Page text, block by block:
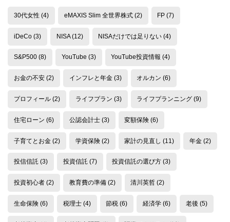
30代女性(4) eMAXIS Slim 全世界株式(2) FP (7)
iDeCo(3) NISA(12) NISAだけでは足りない (4)
S&P500(8) YouTube (3) YouTube投資情報 (4)
お金の不安(2) インフレと年金(3) オルカン (6)
プロフィール(2) ライフプラン (3) ライフプランニング (9)
住宅ローン (6) 公認会計士(3) 変額保険 (6)
子育てとお金(2) 学資保険(2) 家計の見直し (11) 年金 (2)
投信信託(3) 投資信託(7) 投資信託の選び方 (3)
投資初心者(2) 教育費の準備(2) 清川英哲 (2)
生命保険(6) 税理士(4) 節税 (6) 経済学 (6) 老後 (5)